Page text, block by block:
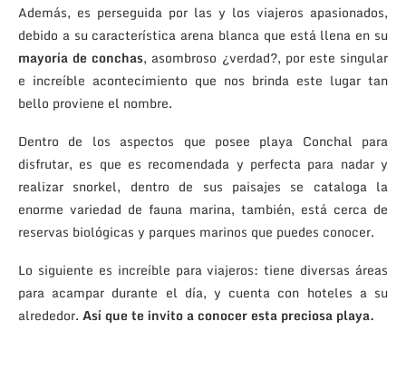
Además, es perseguida por las y los viajeros apasionados,
debido a su característica arena blanca que está llena en su
mayoría de conchas, asombroso ¿verdad?, por este singular
e increíble acontecimiento que nos brinda este lugar tan
bello proviene el nombre.
Dentro de los aspectos que posee playa Conchal para
disfrutar, es que es recomendada y perfecta para nadar y
realizar snorkel, dentro de sus paisajes se cataloga la
enorme variedad de fauna marina, también, está cerca de
reservas biológicas y parques marinos que puedes conocer.
Lo siguiente es increíble para viajeros: tiene diversas áreas
para acampar durante el día, y cuenta con hoteles a su
alrededor. Así que te invito a conocer esta preciosa playa.